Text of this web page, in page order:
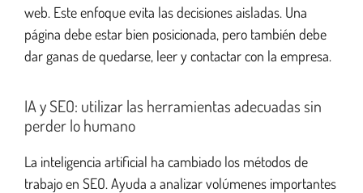
web. Este enfoque evita las decisiones aisladas. Una
página debe estar bien posicionada, pero también debe
dar ganas de quedarse, leer y contactar con la empresa.
IA y SEO: utilizar las herramientas adecuadas sin
perder lo humano
La inteligencia artificial ha cambiado los métodos de
trabajo en SEO. Ayuda a analizar volúmenes importantes